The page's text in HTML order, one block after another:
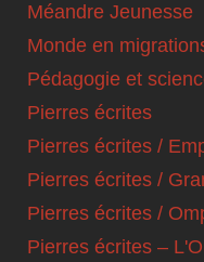
Méandre Jeunesse
Monde en
Pédagogie et
Pierres écrites
Pierres écrites /
Pierres écrites /
Pierres écrites /
Pierres écrites –